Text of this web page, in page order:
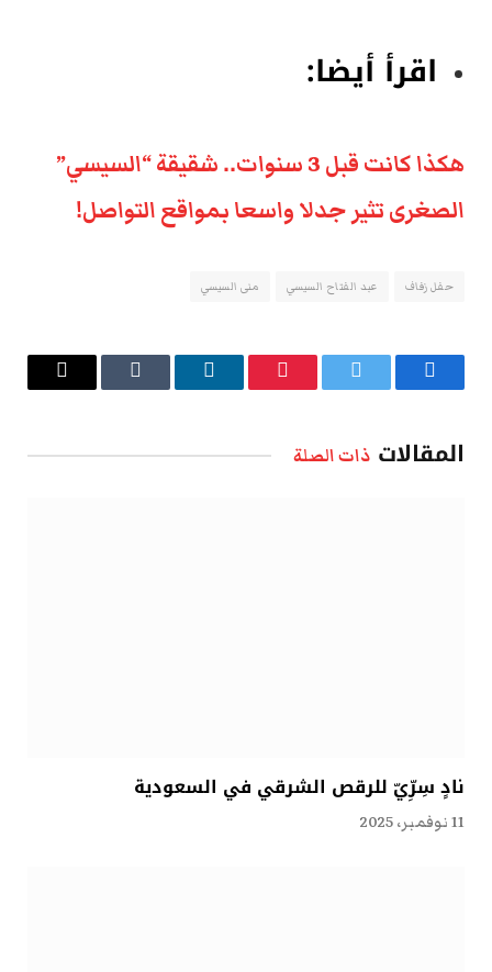
اقرأ أيضا:
هكذا كانت قبل 3 سنوات.. شقيقة “السيسي”
الصغرى تثير جدلا واسعا بمواقع التواصل!
حفل زفاف عبد الفتاح السيسي منى السيسي
فيسبوك تويتر بينتيريستلينكدإن Tumblr
البريد
المقالات ذات الصلة
نادٍ سِرِّيّ للرقص الشرقي في السعودية
11 نوفمبر، 2025